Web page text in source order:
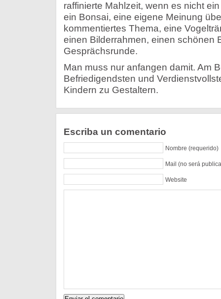
raffinierte Mahlzeit, wenn es nicht
ein Bonsai, eine eigene Meinung
kommentiertes Thema, eine
einen Bilderrahmen, einen schönen
Gesprächsrunde.
Man muss nur anfangen damit. Am
Befriedigendsten und
Kindern zu Gestaltern.
Escriba un comentario
Nombre (requerido)
Mail (no será
Website